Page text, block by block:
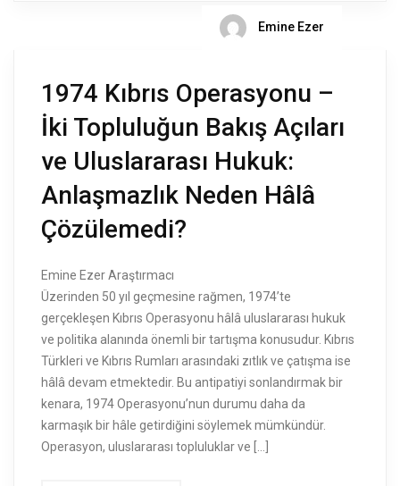
Emine Ezer
1974 Kıbrıs Operasyonu –
İki Topluluğun Bakış Açıları
ve Uluslararası Hukuk:
Anlaşmazlık Neden Hâlâ
Çözülemedi?
Emine Ezer Araştırmacı
Üzerinden 50 yıl geçmesine rağmen, 1974’te
gerçekleşen Kıbrıs Operasyonu hâlâ uluslararası hukuk
ve politika alanında önemli bir tartışma konusudur. Kıbrıs
Türkleri ve Kıbrıs Rumları arasındaki zıtlık ve çatışma ise
hâlâ devam etmektedir. Bu antipatiyi sonlandırmak bir
kenara, 1974 Operasyonu’nun durumu daha da
karmaşık bir hâle getirdiğini söylemek mümkündür.
Operasyon, uluslararası topluluklar ve […]